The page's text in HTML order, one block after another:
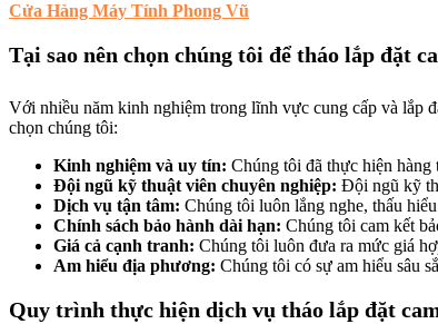
Cửa Hàng Máy Tính Phong Vũ
Tại sao nên chọn chúng tôi để tháo lắp đặt
Với nhiều năm kinh nghiệm trong lĩnh vực cung cấp và lắp
chọn chúng tôi:
Kinh nghiệm và uy tín: Chúng tôi đã thực hiện hàng
Đội ngũ kỹ thuật viên chuyên nghiệp: Đội ngũ kỹ
Dịch vụ tận tâm: Chúng tôi luôn lắng nghe, thấu
Chính sách bảo hành dài hạn: Chúng tôi cam kết
Giá cả cạnh tranh: Chúng tôi luôn đưa ra mức giá
Am hiểu địa phương: Chúng tôi có sự am hiểu sâu
Quy trình thực hiện dịch vụ tháo lắp đặt